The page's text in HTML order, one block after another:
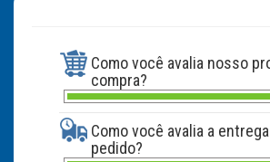
Como você avalia nosso
compra?
Como você avalia a
pedido?